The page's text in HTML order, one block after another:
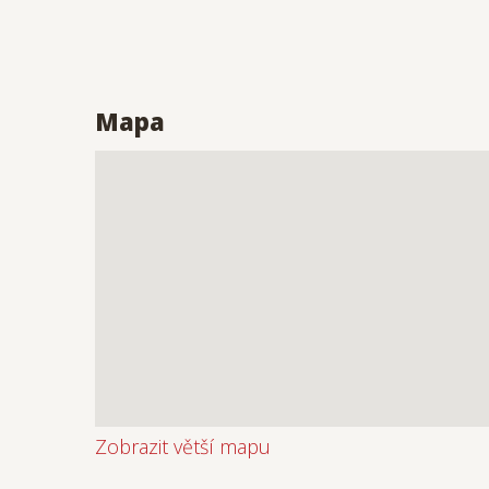
Mapa
Zobrazit větší mapu